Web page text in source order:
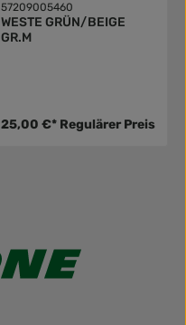
57209005460
WESTE GRÜN/BEIGE
GR.M
25,00 €* Regulärer Preis